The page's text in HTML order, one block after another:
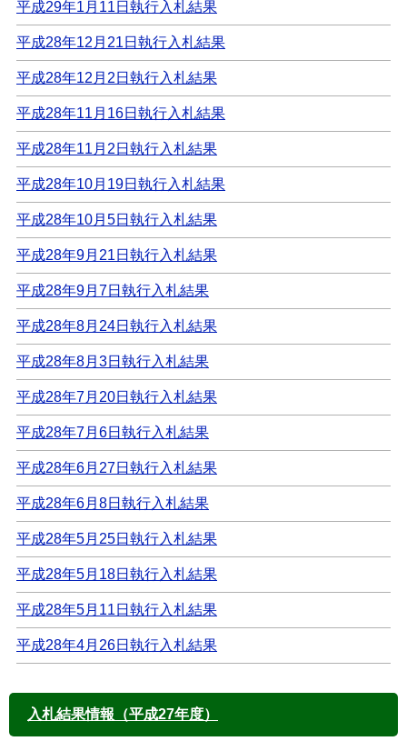
平成29年1月11日執行入札結果
平成28年12月21日執行入札結果
平成28年12月2日執行入札結果
平成28年11月16日執行入札結果
平成28年11月2日執行入札結果
平成28年10月19日執行入札結果
平成28年10月5日執行入札結果
平成28年9月21日執行入札結果
平成28年9月7日執行入札結果
平成28年8月24日執行入札結果
平成28年8月3日執行入札結果
平成28年7月20日執行入札結果
平成28年7月6日執行入札結果
平成28年6月27日執行入札結果
平成28年6月8日執行入札結果
平成28年5月25日執行入札結果
平成28年5月18日執行入札結果
平成28年5月11日執行入札結果
平成28年4月26日執行入札結果
入札結果情報（平成27年度）